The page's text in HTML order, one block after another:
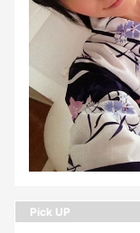
Pick UP